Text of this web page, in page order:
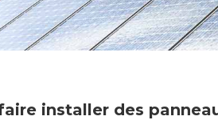
installer des